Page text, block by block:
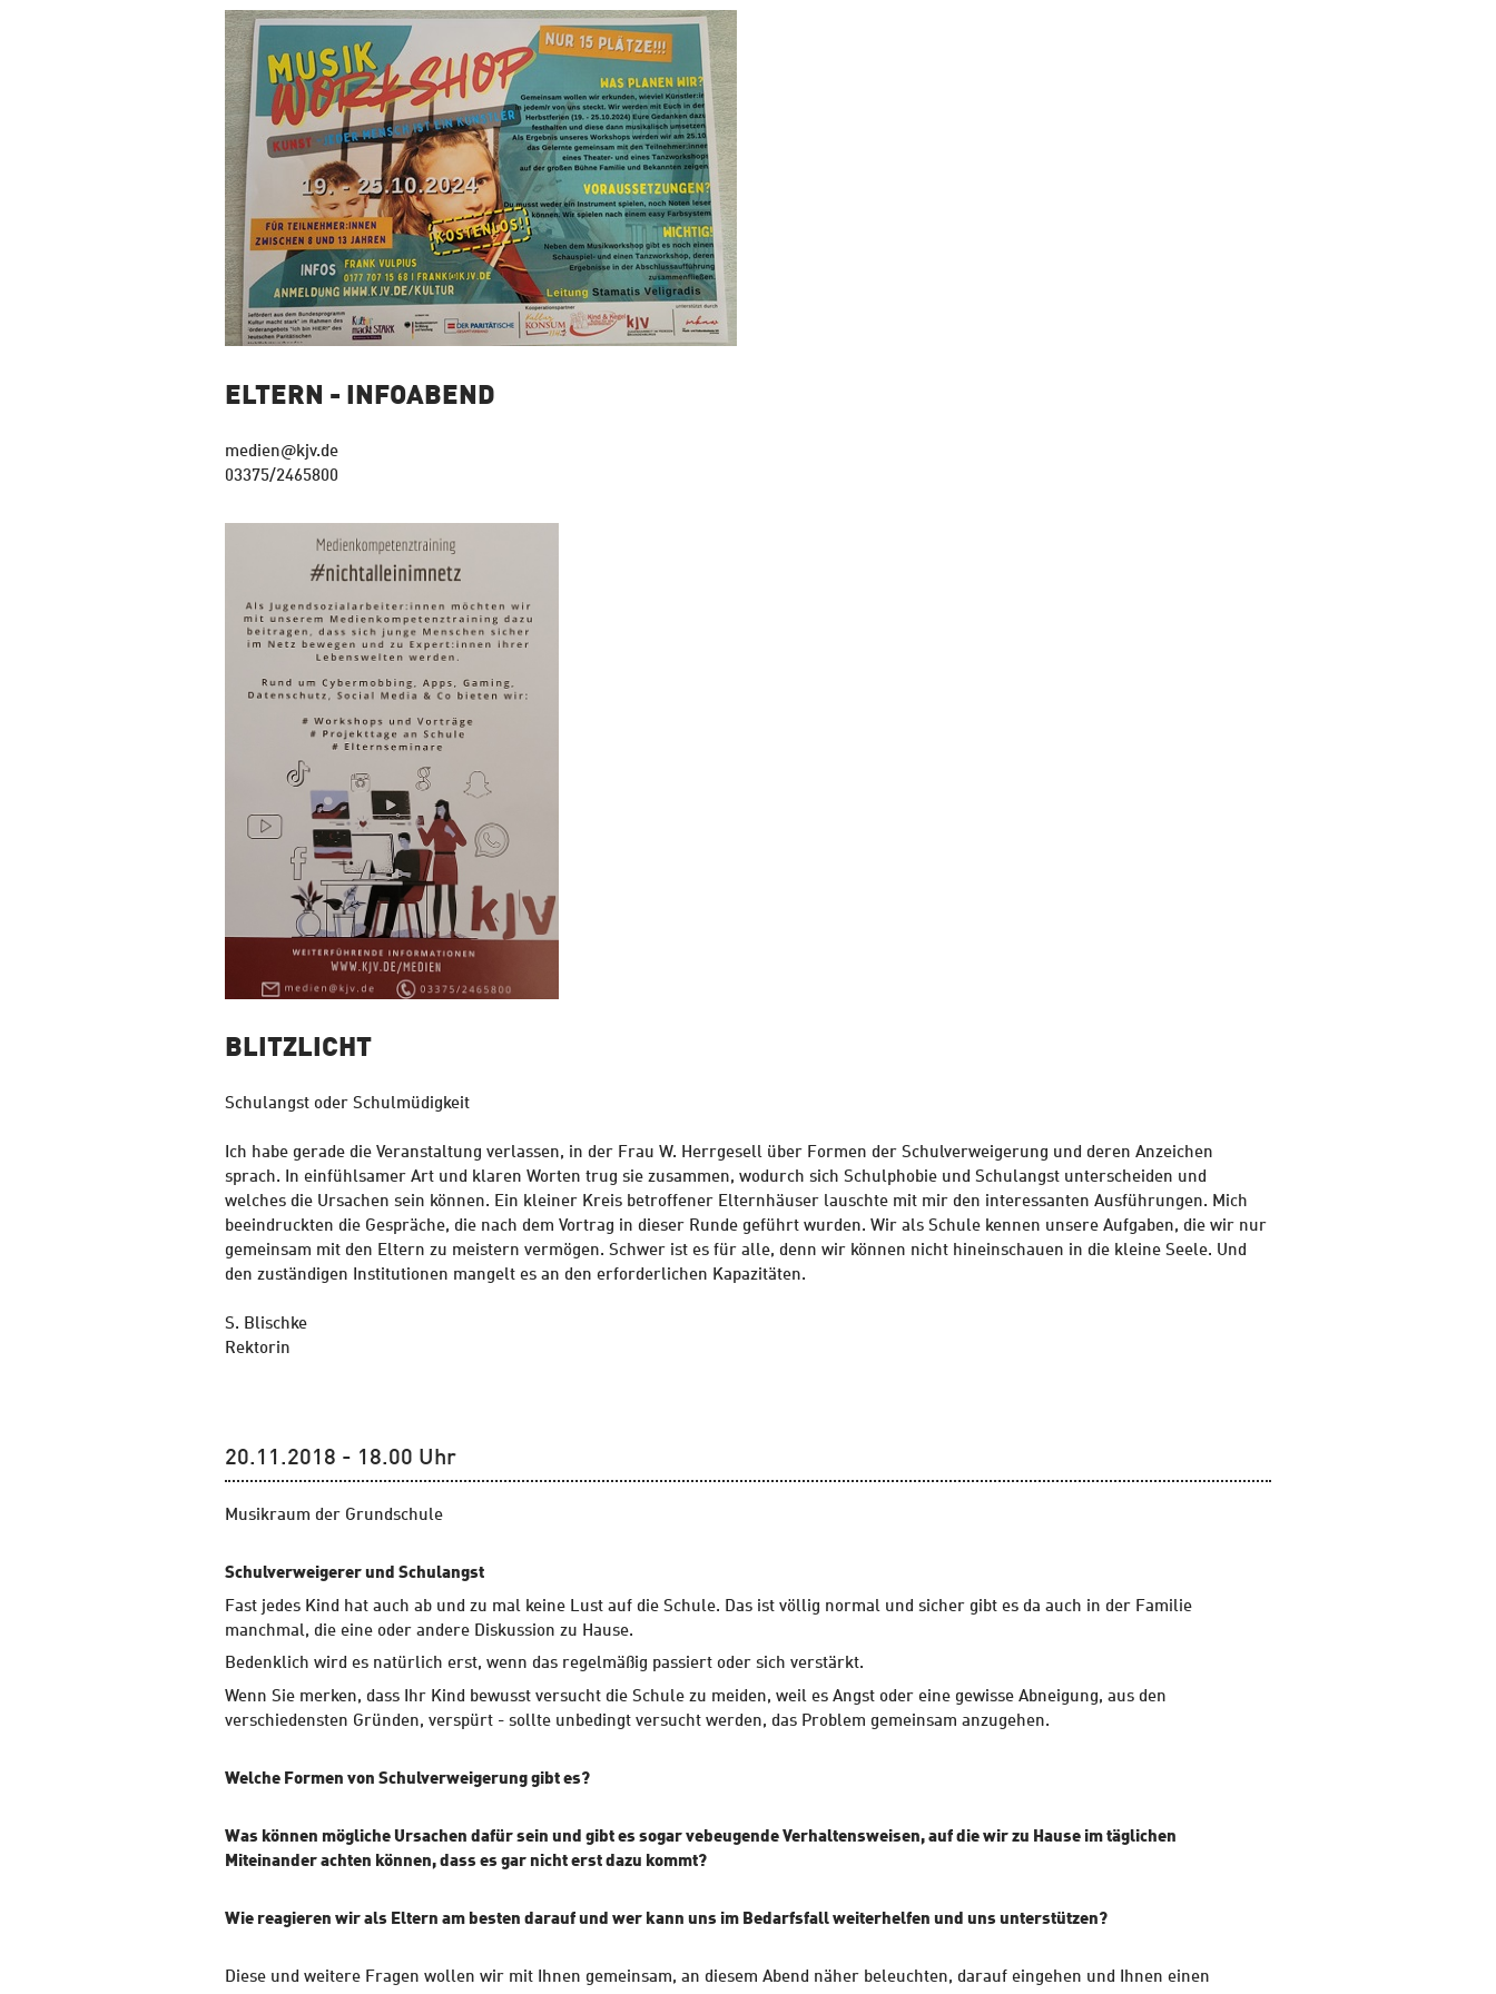
ELTERN - INFOABEND
medien@kjv.de
03375/2465800
BLITZLICHT
Schulangst oder Schulmüdigkeit
Ich habe gerade die Veranstaltung verlassen, in der Frau W. Herrgesell über Formen der Schulverweigerung und deren Anzeichen
sprach. In einfühlsamer Art und klaren Worten trug sie zusammen, wodurch sich Schulphobie und Schulangst unterscheiden und
welches die Ursachen sein können. Ein kleiner Kreis betroffener Elternhäuser lauschte mit mir den interessanten Ausführungen. Mich
beeindruckten die Gespräche, die nach dem Vortrag in dieser Runde geführt wurden. Wir als Schule kennen unsere Aufgaben, die wir nur
gemeinsam mit den Eltern zu meistern vermögen. Schwer ist es für alle, denn wir können nicht hineinschauen in die kleine Seele. Und
den zuständigen Institutionen mangelt es an den erforderlichen Kapazitäten.
S. Blischke
Rektorin
20.11.2018 - 18.00 Uhr
Musikraum der Grundschule
Schulverweigerer und Schulangst
Fast jedes Kind hat auch ab und zu mal keine Lust auf die Schule. Das ist völlig normal und sicher gibt es da auch in der Familie
manchmal, die eine oder andere Diskussion zu Hause.
Bedenklich wird es natürlich erst, wenn das regelmäßig passiert oder sich verstärkt.
Wenn Sie merken, dass Ihr Kind bewusst versucht die Schule zu meiden, weil es Angst oder eine gewisse Abneigung, aus den
verschiedensten Gründen, verspürt - sollte unbedingt versucht werden, das Problem gemeinsam anzugehen.
Welche Formen von Schulverweigerung gibt es?
Was können mögliche Ursachen dafür sein und gibt es sogar vebeugende Verhaltensweisen, auf die wir zu Hause im täglichen
Miteinander achten können, dass es gar nicht erst dazu kommt?
Wie reagieren wir als Eltern am besten darauf und wer kann uns im Bedarfsfall weiterhelfen und uns unterstützen?
Diese und weitere Fragen wollen wir mit Ihnen gemeinsam, an diesem Abend näher beleuchten, darauf eingehen und Ihnen einen